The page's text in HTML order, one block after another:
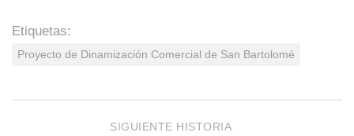
Etiquetas:
Proyecto de Dinamización Comercial de San Bartolomé
SIGUIENTE HISTORIA